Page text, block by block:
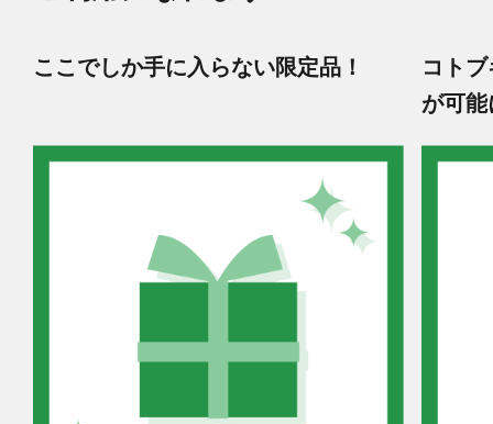
ここでしか手に入らない限定品！
コト
が可能